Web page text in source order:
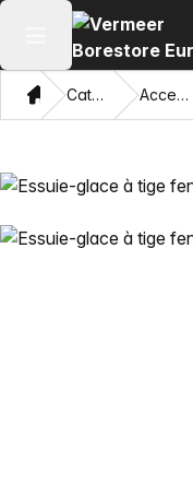
Ouvrir le menu
DomicileCatalogue Accessoires